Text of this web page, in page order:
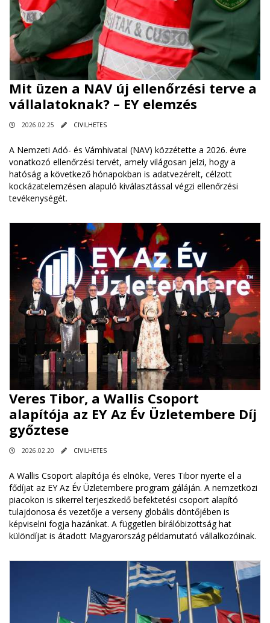
Mit üzen a NAV új ellenőrzési terve a
vállalatoknak? – EY elemzés
2026.02.25 CIVILHETES
A Nemzeti Adó- és Vámhivatal (NAV) közzétette a 2026. évre
vonatkozó ellenőrzési tervét, amely világosan jelzi, hogy a
hatóság a következő hónapokban is adatvezérelt, célzott
kockázatelemzésen alapuló kiválasztással végzi ellenőrzési
tevékenységét.
Veres Tibor, a Wallis Csoport
alapítója az EY Az Év Üzletembere Díj
győztese
2026.02.20 CIVILHETES
A Wallis Csoport alapítója és elnöke, Veres Tibor nyerte el a
fődíjat az EY Az Év Üzletembere program gáláján. A nemzetközi
piacokon is sikerrel terjeszkedő befektetési csoport alapító
tulajdonosa és vezetője a verseny globális döntőjében is
képviselni fogja hazánkat. A független bírálóbizottság hat
különdíjat is átadott Magyarország példamutató vállalkozóinak.